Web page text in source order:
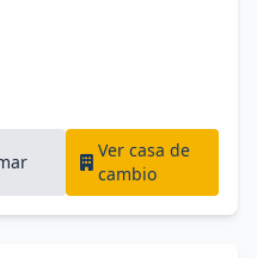
Ver casa de
cambio